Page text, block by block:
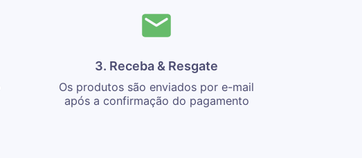
3. Receba & Resgate
Os produtos são enviados por e-mail
após a confirmação do pagamento